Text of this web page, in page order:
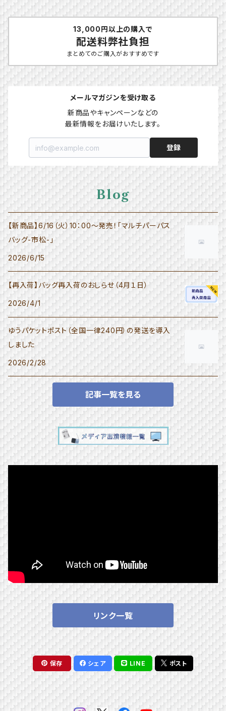
13,000円以上の購入で
配送料弊社負担
まとめてのご購入がおすすめです
メールマガジンを受け取る
新商品やキャンペーンなどの
最新情報をお届けいたします。
登録
Blog
【新商品】6/16（火）10：00～発売！「マルチパーパス
バッグ-市松-」
2026/6/15
【再入荷】バッグ再入荷のおしらせ（4月１日）
2026/4/1
ゆうパケットポスト（全国一律240円）の発送を導入
しました
2026/2/28
記事一覧を見る
リンク一覧
保存 シェア LINE ポスト